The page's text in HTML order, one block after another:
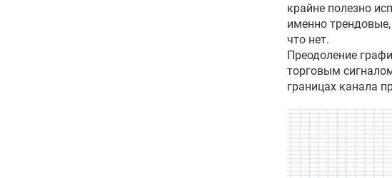
крайне полезно
именно
что нет.
Преодоление
торговым
границах канала